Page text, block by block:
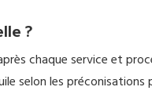
?
chaque service et
selon les